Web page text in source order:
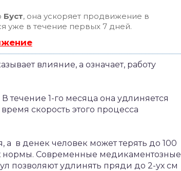
Буст, она ускоряет продвижение в
уже в течение первых 7 дней.
влияние, а означает, работу
течение 1-го месяца она удлиняется
скорость этого процесса
а в денек человек может терять до 100
нормы. Современные медикаментозные
позволяют удлинять пряди до 2-ух см